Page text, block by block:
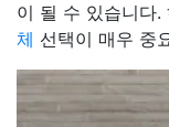
이 될 수 있습니다.
체 선택이 매우 중